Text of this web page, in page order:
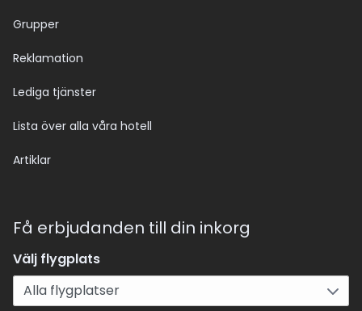
Grupper
Reklamation
Lediga tjänster
Lista över alla våra hotell
Artiklar
Få erbjudanden till din inkorg
Välj flygplats